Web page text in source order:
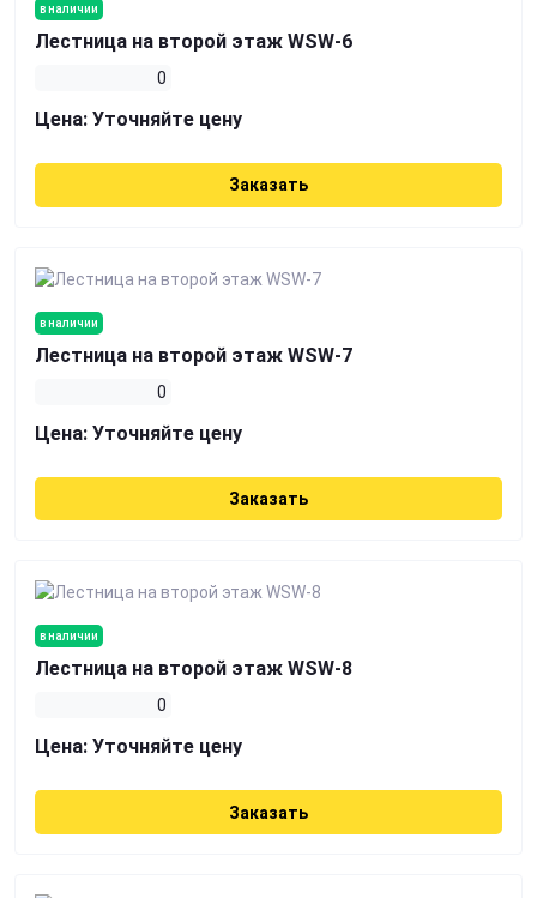
в наличии
Лестница на второй этаж WSW-6
0
Цена: Уточняйте цену
Заказать
в наличии
Лестница на второй этаж WSW-7
0
Цена: Уточняйте цену
Заказать
в наличии
Лестница на второй этаж WSW-8
0
Цена: Уточняйте цену
Заказать